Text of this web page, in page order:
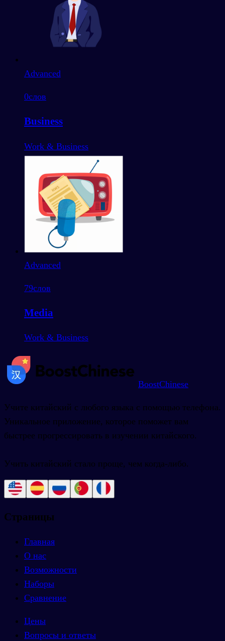
Advanced
0слов
Business
Work & Business
Advanced
79слов
Media
Work & Business
BoostChinese
Учите китайский с любого языка с помощью телефона.
Уникальное приложение, которое поможет вам
быстрее прогрессировать в изучении китайского.
Учить китайский стало проще, чем когда-либо.
Страницы
Главная
О нас
Возможности
Наборы
Сравнение
Цены
Вопросы и ответы